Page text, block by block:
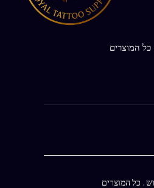
כל המוצרים
, כל המוצרים